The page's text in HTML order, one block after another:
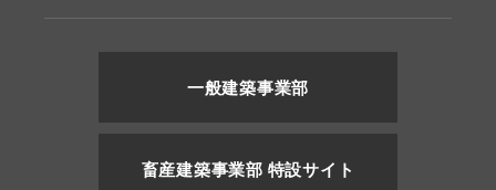
一般建築事業部
畜産建築事業部 特設サイト